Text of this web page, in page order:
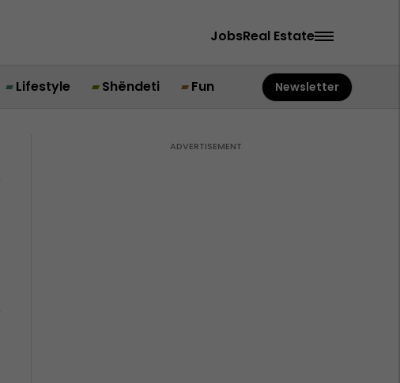
JobsReal Estate
Lifestyle Shëndeti Fun Newsletter